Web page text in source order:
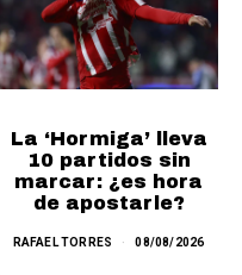
La ‘Hormiga’ lleva
10 partidos sin
marcar: ¿es hora
de apostarle?
RAFAEL TORRES 08/08/2026